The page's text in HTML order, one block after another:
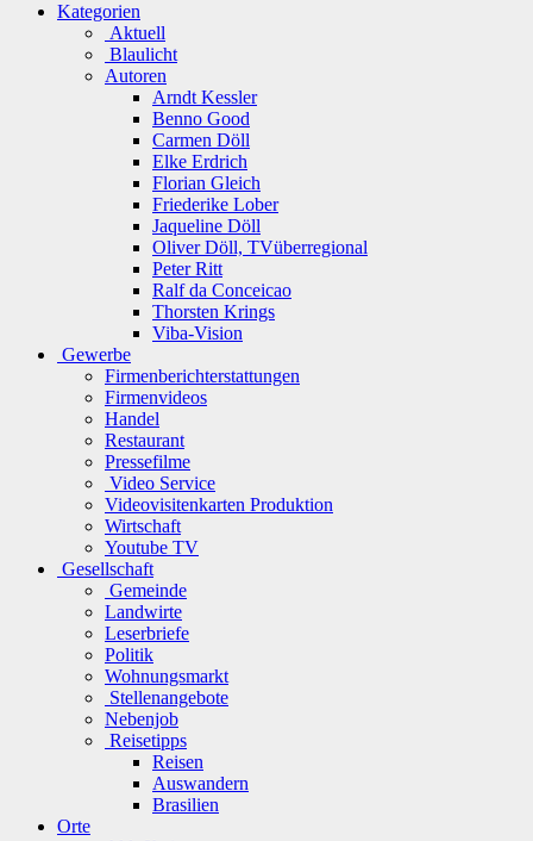
Kategorien
Aktuell
Blaulicht
Autoren
Arndt Kessler
Benno Good
Carmen Döll
Elke Erdrich
Florian Gleich
Friederike Lober
Jaqueline Döll
Oliver Döll, TVüberregional
Peter Ritt
Ralf da Conceicao
Thorsten Krings
Viba-Vision
Gewerbe
Firmenberichterstattungen
Firmenvideos
Handel
Restaurant
Pressefilme
Video Service
Videovisitenkarten Produktion
Wirtschaft
Youtube TV
Gesellschaft
Gemeinde
Landwirte
Leserbriefe
Politik
Wohnungsmarkt
Stellenangebote
Nebenjob
Reisetipps
Reisen
Auswandern
Brasilien
Orte